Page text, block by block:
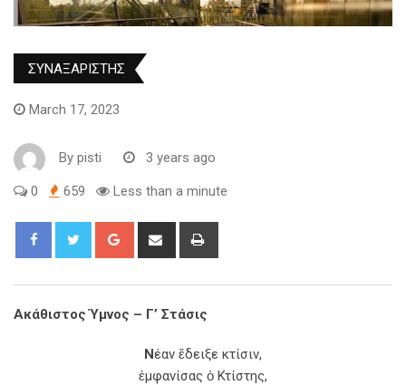
ΣΥΝΑΞΑΡΙΣΤΗΣ
March 17, 2023
By pisti 3 years ago
0 659 Less than a minute
Ακάθιστος Ύμνος – Γ’ Στάσις
Νέαν ἔδειξε κτίσιν,
ἐμφανίσας ὁ Κτίστης,